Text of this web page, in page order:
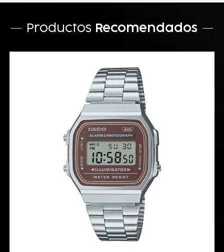
Productos Recomendados